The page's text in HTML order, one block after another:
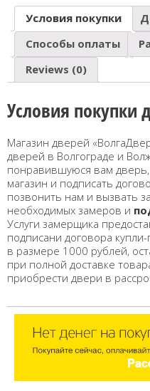
Условия покупки
Способы оплаты
Reviews (0)
Условия покупки
Магазин дверей
дверей в Волгограде и
понравившуюся вам
магазин и подписать
позвонить нам и вызвать
необходимых замеров и
Услуги замерщика
подписани договора
в размере 1000 рублей,
при полной доставке
приобрести двери в